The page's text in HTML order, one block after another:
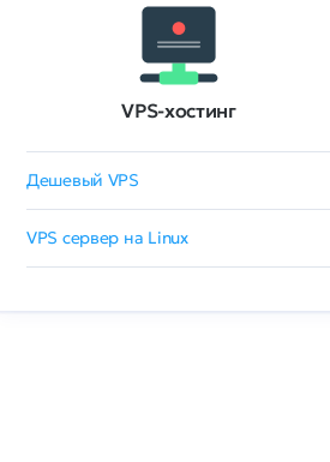
VPS-хостинг
Дешевый VPS
VPS сервер на Linux